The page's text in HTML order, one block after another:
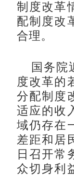
制度改革
配制度改
合理。
国务院
度改革的
分配制度
适应的收
域仍存在
差距和居
日召开常
众切身利